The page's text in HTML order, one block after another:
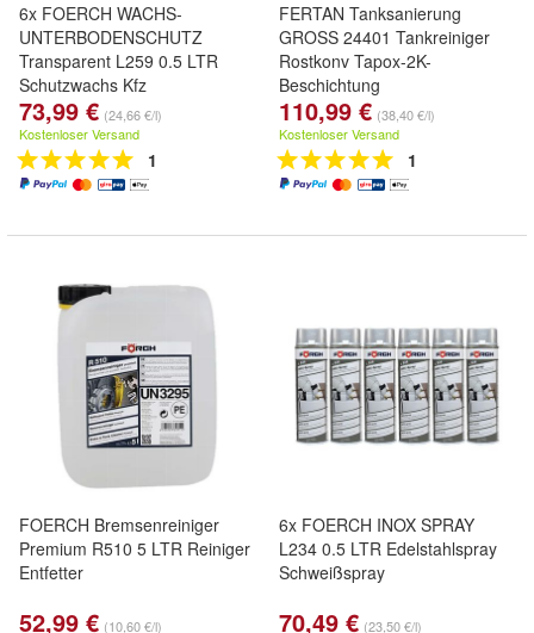
6x FOERCH WACHS-
UNTERBODENSCHUTZ
Transparent L259 0.5 LTR
Schutzwachs Kfz
73,99 € (24,66 €/l)
Kostenloser Versand
1
FERTAN Tanksanierung
GROSS 24401 Tankreiniger
Rostkonv Tapox-2K-
Beschichtung
110,99 € (38,40 €/l)
Kostenloser Versand
1
FOERCH Bremsenreiniger
Premium R510 5 LTR Reiniger
Entfetter
52,99 € (10,60 €/l)
6x FOERCH INOX SPRAY
L234 0.5 LTR Edelstahlspray
Schweißspray
70,49 € (23,50 €/l)